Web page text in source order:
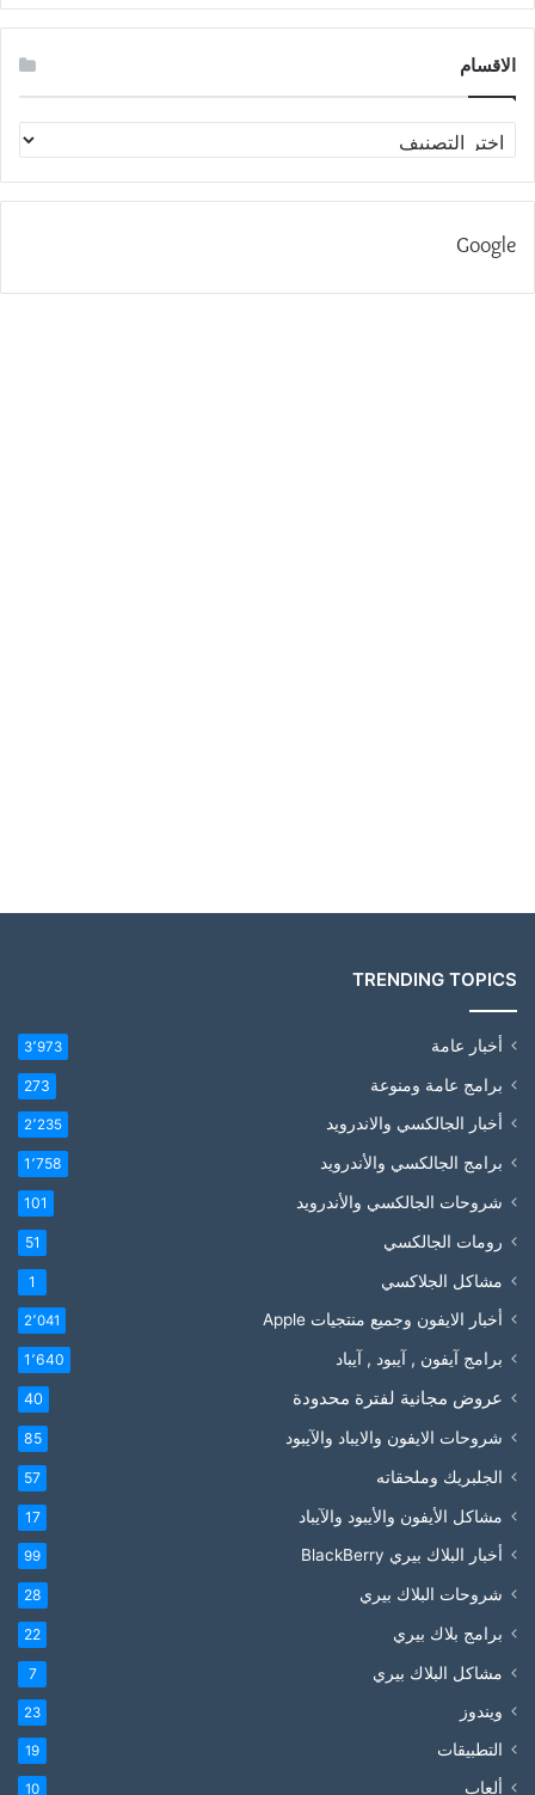
الاقسام
الاقسام
Google
TRENDING TOPICS
أخبار عامة 3٬973
برامج عامة ومنوعة 273
أخبار الجالكسي والاندرويد 2٬235
برامج الجالكسي والأندرويد 1٬758
شروحات الجالكسي والأندرويد 101
رومات الجالكسي 51
مشاكل الجلاكسي 1
أخبار الايفون وجميع منتجيات Apple 2٬041
برامج آيفون , آيبود , آيباد 1٬640
عروض مجانية لفترة محدودة 40
شروحات الايفون والايباد والآيبود 85
الجلبريك وملحقاته 57
مشاكل الأيفون والأيبود والآيباد 17
أخبار البلاك بيري BlackBerry 99
شروحات البلاك بيري 28
برامج بلاك بيري 22
مشاكل البلاك بيري 7
ويندوز 23
التطبيقات 19
ألعاب 10